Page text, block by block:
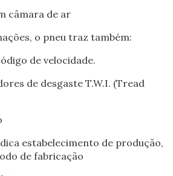
câmara de ar
o pneu traz também:
de velocidade.
de desgaste T.W.I. (Tread
estabelecimento de produção,
de fabricação